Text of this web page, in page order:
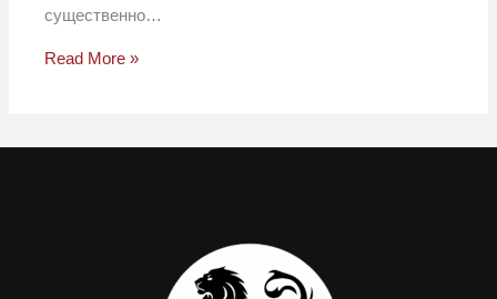
существенно…
Read More »